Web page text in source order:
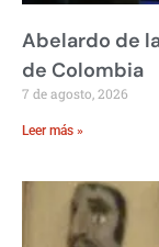
Abelardo de
de Colombia
7 de agosto, 2026
Leer más »